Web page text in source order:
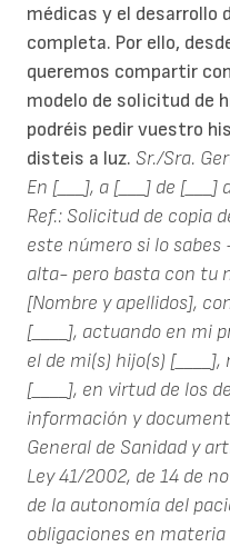
médicas y el desarrollo
completa. Por ello,
queremos compartir
modelo de solicitud de
podréis pedir vuestro
disteis a luz. Sr./Sra.
En [___], a [___] de [___]
Ref.: Solicitud de copia
este número si lo
alta- pero basta con tu
[Nombre y apellidos],
[____], actuando en mi
el de mi(s) hijo(s)
[____], en virtud de los
información y
General de Sanidad y
Ley 41/2002, de 14 de
de la autonomía del
obligaciones en